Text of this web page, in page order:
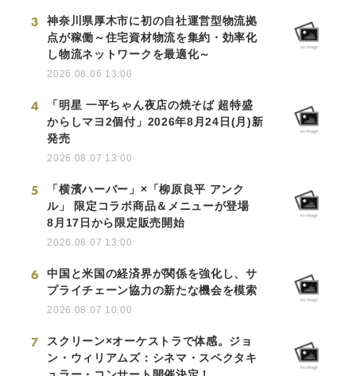
3
神奈川県厚木市に初の自社運営型物流拠
点が稼働～住宅資材物流を集約・効率化
し物流ネットワークを最適化～
2026.08.06 13:00
4
「明星 一平ちゃん夜店の焼そば 超特盛
からしマヨ2個付」2026年8月24日(月)新
発売
2026.08.07 13:00
5
「横濱ハーバー」×「柳原良平 アンク
ル」 限定コラボ商品＆メニューが登場
8月17日から限定販売開始
2026.08.07 13:00
6
中国と米国の経済界が関係を強化し、サ
プライチェーン協力の新たな機会を模索
2026.08.07 10:00
7
スクリーン×オーケストラで体感。ジョ
ン・ウィリアムズ：シネマ・スペクタキ